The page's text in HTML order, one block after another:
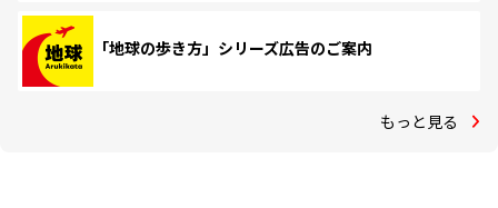
「地球の歩き方」シリーズ広告のご案内
もっと見る